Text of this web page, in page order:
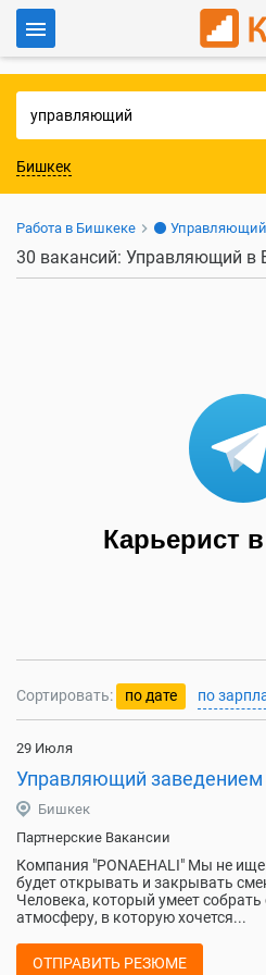
Для работодателей
Бишкек
Работа в Бишкеке ⚫
30 вакансий: Управляющий в
Карьерист
Сортировать: по дате по
29 Июля
Управляющий заведением
Бишкек
Партнерские Вакансии
Компания "PONAEHALI" Мы не
будет открывать и закрывать
Человека, который умеет
атмосферу, в которую хочется...
ОТПРАВИТЬ РЕЗЮМЕ